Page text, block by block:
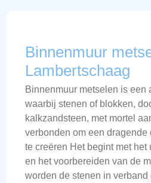
Binnenmuur
Lambertschaag
Binnenmuur metselen is een
waarbij stenen of blokken,
kalkzandsteen, met mortel
verbonden om een dragende
te creëren Het begint met het
en het voorbereiden van de
worden de stenen in